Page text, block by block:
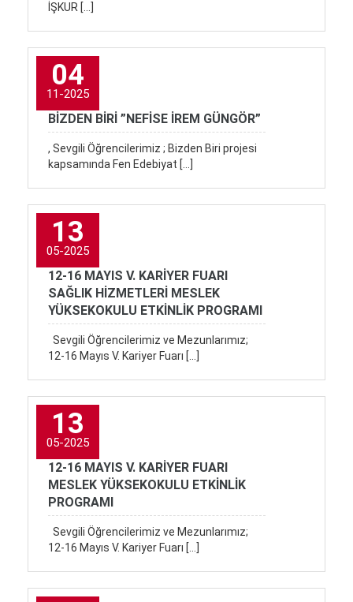
İŞKUR […]
04
11-2025
BİZDEN BİRİ ”NEFİSE İREM GÜNGÖR”
, Sevgili Öğrencilerimiz ; Bizden Biri projesi
kapsamında Fen Edebiyat […]
13
05-2025
12-16 MAYIS V. KARİYER FUARI
SAĞLIK HİZMETLERİ MESLEK
YÜKSEKOKULU ETKİNLİK PROGRAMI
Sevgili Öğrencilerimiz ve Mezunlarımız;
12-16 Mayıs V. Kariyer Fuarı […]
13
05-2025
12-16 MAYIS V. KARİYER FUARI
MESLEK YÜKSEKOKULU ETKİNLİK
PROGRAMI
Sevgili Öğrencilerimiz ve Mezunlarımız;
12-16 Mayıs V. Kariyer Fuarı […]